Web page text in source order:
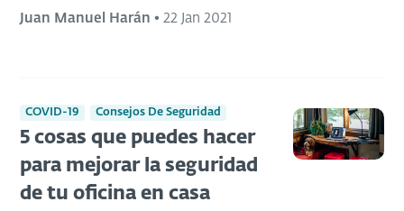
Juan Manuel Harán • 22 Jan 2021
COVID-19 Consejos De Seguridad
5 cosas que puedes hacer
para mejorar la seguridad
de tu oficina en casa